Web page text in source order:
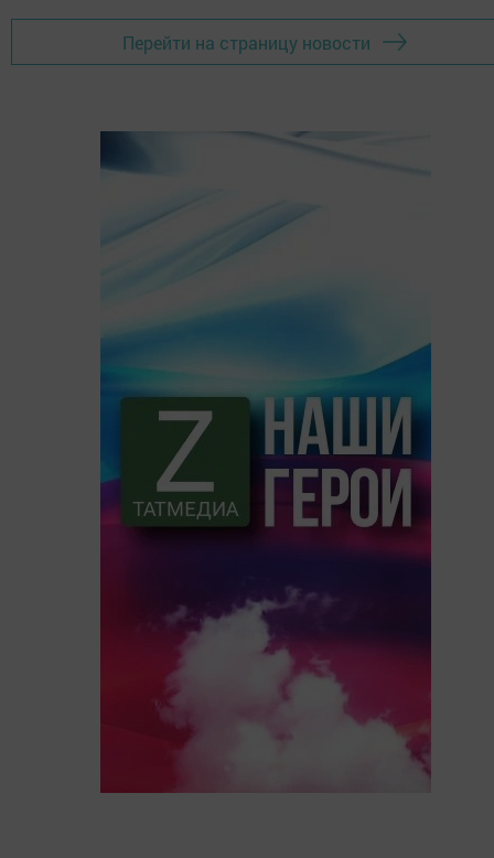
Перейти на страницу новости